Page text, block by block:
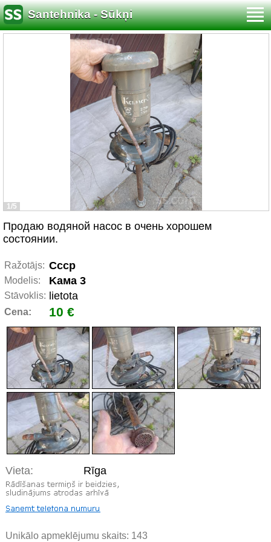
Santehnika - Sūkņi
1/5
Продаю водяной насос в очень хорошем
состоянии.
Ražotājs: Cccp
Modelis: Kaма 3
Stāvoklis: lietota
Cena: 10 €
Vieta: Rīga
Unikālo apmeklējumu skaits: 143